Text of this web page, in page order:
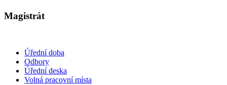
Magistrát
Úřední doba
Odbory
Úřední deska
Volná pracovní místa